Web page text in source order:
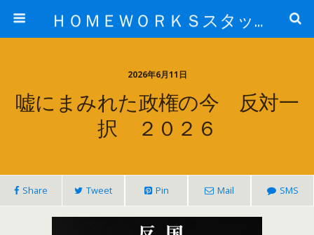
ＨＯＭＥＷＯＲＫＳスタッフ日記ブログ
2026年6月11日
嘘にまみれた政権の今 反対一
択 ２０２６
Share Tweet Pin Mail SMS